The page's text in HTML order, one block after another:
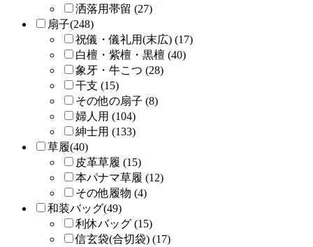
洒落用帯留 (27)
扇子(248)
祝儀・儀礼用(末広) (17)
白檀・紫檀・黒檀 (40)
象牙・牛こつ (28)
干支 (15)
その他の扇子 (8)
婦人用 (104)
紳士用 (133)
草履(40)
皮革草履 (15)
本パナマ草履 (12)
その他履物 (4)
和装バッグ(49)
利休バッグ (15)
信玄袋(合切袋) (17)